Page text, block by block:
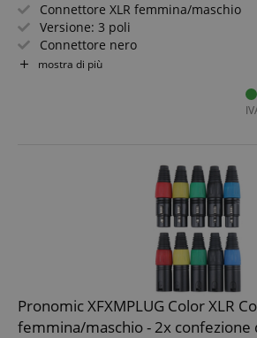
Connettore XLR femmina/maschio
Versione: 3 poli
Connettore nero
Alta qualità con chiusura a strappo
mostra di più
Pronomic XFXMPLUG Color XLR
femmina/maschio - 2x confezione